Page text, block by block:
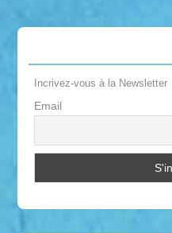
Incrivez-vous à la Newsletter
Email